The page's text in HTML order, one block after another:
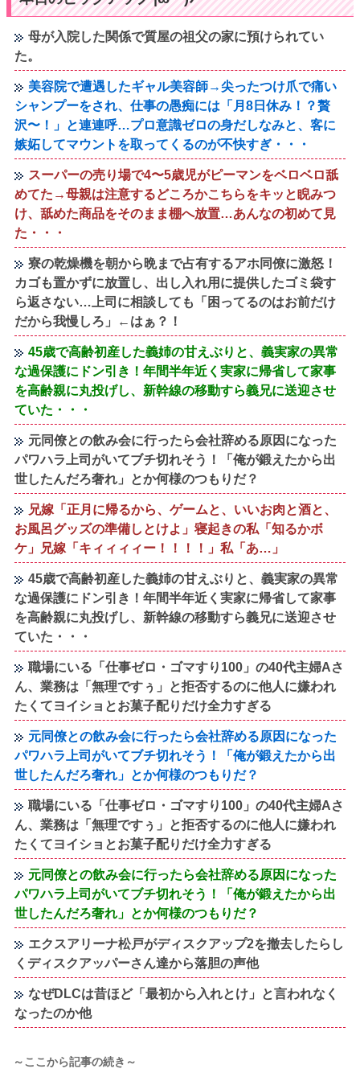
母が入院した関係で質屋の祖父の家に預けられてい
た。
美容院で遭遇したギャル美容師→尖ったつけ爪で痛い
シャンプーをされ、仕事の愚痴には「月8日休み！？贅
沢〜！」と連連呼…プロ意識ゼロの身だしなみと、客に
嫉妬してマウントを取ってくるのが不快すぎ・・・
スーパーの売り場で4〜5歳児がピーマンをベロベロ舐
めてた→母親は注意するどころかこちらをキッと睨みつ
け、舐めた商品をそのまま棚へ放置…あんなの初めて見
た・・・
寮の乾燥機を朝から晩まで占有するアホ同僚に激怒！
カゴも置かずに放置し、出し入れ用に提供したゴミ袋す
ら返さない…上司に相談しても「困ってるのはお前だけ
だから我慢しろ」←はぁ？！
45歳で高齢初産した義姉の甘えぶりと、義実家の異常
な過保護にドン引き！年間半年近く実家に帰省して家事
を高齢親に丸投げし、新幹線の移動すら義兄に送迎させ
ていた・・・
元同僚との飲み会に行ったら会社辞める原因になった
パワハラ上司がいてブチ切れそう！「俺が鍛えたから出
世したんだろ奢れ」とか何様のつもりだ？
兄嫁「正月に帰るから、ゲームと、いいお肉と酒と、
お風呂グッズの準備しとけよ」寝起きの私「知るかボ
ケ」兄嫁「キィィィィー！！！！」私「あ…」
45歳で高齢初産した義姉の甘えぶりと、義実家の異常
な過保護にドン引き！年間半年近く実家に帰省して家事
を高齢親に丸投げし、新幹線の移動すら義兄に送迎させ
ていた・・・
職場にいる「仕事ゼロ・ゴマすり100」の40代主婦Aさ
ん、業務は「無理ですぅ」と拒否するのに他人に嫌われ
たくてヨイショとお菓子配りだけ全力すぎる
元同僚との飲み会に行ったら会社辞める原因になった
パワハラ上司がいてブチ切れそう！「俺が鍛えたから出
世したんだろ奢れ」とか何様のつもりだ？
職場にいる「仕事ゼロ・ゴマすり100」の40代主婦Aさ
ん、業務は「無理ですぅ」と拒否するのに他人に嫌われ
たくてヨイショとお菓子配りだけ全力すぎる
元同僚との飲み会に行ったら会社辞める原因になった
パワハラ上司がいてブチ切れそう！「俺が鍛えたから出
世したんだろ奢れ」とか何様のつもりだ？
エクスアリーナ松戸がディスクアップ2を撤去したらし
くディスクアッパーさん達から落胆の声他
なぜDLCは昔ほど「最初から入れとけ」と言われなく
なったのか他
～ここから記事の続き～